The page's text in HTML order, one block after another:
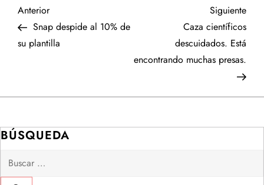
N
a
e
g
Entrada
anterior
Anterior
Snap despide al 10% de
su plantilla
Siguiente
Caza científicos
descuidados. Está
encontrando muchas presas.
BÚSQUEDA
Buscar: